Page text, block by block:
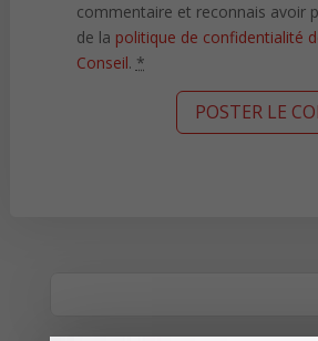
commentaire et reconnais avoir
de la politique de confidentialité
Conseil. *